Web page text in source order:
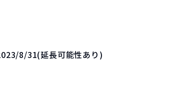
8/31(延長可能性あり)